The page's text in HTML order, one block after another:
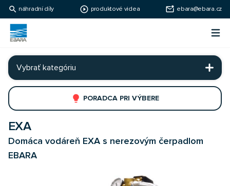
search náhradní díly play_circle_outline produktové videa mark_email_unread ebara@ebara.cz
Ebara Česko
Vybrať kategóriu
lightbulb PORADCA PRI VÝBERE
EXA
Domáca vodáreň EXA s nerezovým čerpadlom
EBARA